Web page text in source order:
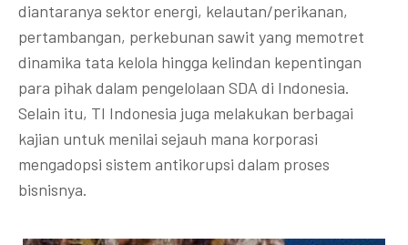
diantaranya sektor energi, kelautan/perikanan,
pertambangan, perkebunan sawit yang memotret
dinamika tata kelola hingga kelindan kepentingan
para pihak dalam pengelolaan SDA di Indonesia.
Selain itu, TI Indonesia juga melakukan berbagai
kajian untuk menilai sejauh mana korporasi
mengadopsi sistem antikorupsi dalam proses
bisnisnya.